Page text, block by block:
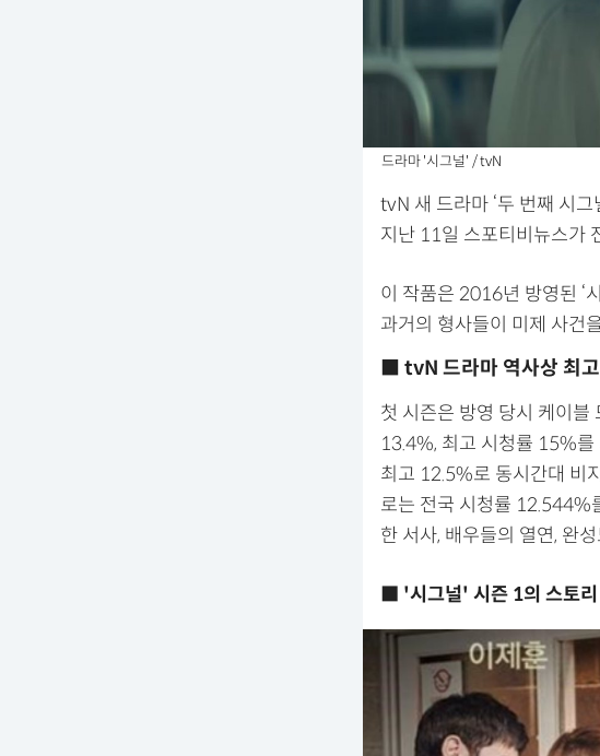
드라마 '시그널' / tvN
tvN 새 드라마 ‘두 번째 시
지난 11일 스포티비뉴스가
이 작품은 2016년 방영된 ‘
과거의 형사들이 미제 사건
■ tvN 드라마 역사상 최
첫 시즌은 방영 당시 케이블
13.4%, 최고 시청률 15%
최고 12.5%로 동시간대 비
로는 전국 시청률 12.544%
한 서사, 배우들의 열연, 완
■ '시그널' 시즌 1의 스토리